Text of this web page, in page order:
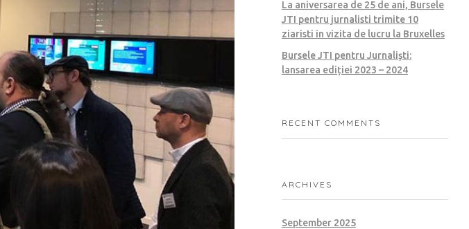
La aniversarea de 25 de ani, Bursele
JTI pentru jurnalisti trimite 10
ziaristi in vizita de lucru la Bruxelles
Bursele JTI pentru Jurnaliști:
lansarea ediției 2023 – 2024
RECENT COMMENTS
ARCHIVES
September 2025